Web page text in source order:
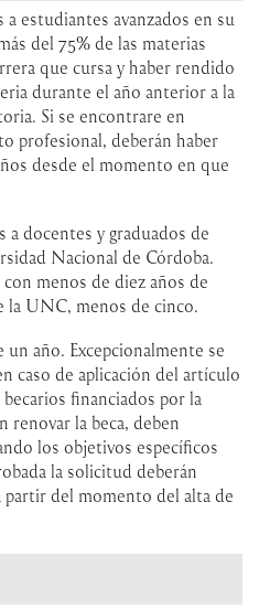
a estudiantes avanzados en su
del 75% de las materias
que cursa y haber rendido
durante el año anterior a la
Si se encontrare en
profesional, deberán haber
desde el momento en que
a docentes y graduados de
Nacional de Córdoba.
menos de diez años de
la UNC, menos de cinco.
un año. Excepcionalmente se
caso de aplicación del artículo
financiados por la
renovar la beca, deben
los objetivos específicos
la solicitud deberán
partir del momento del alta de